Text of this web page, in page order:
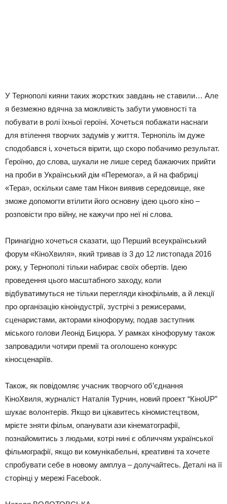
У Тернополі кияни таких жорстких завдань не ставили… Але
я безмежно вдячна за можливість забути умовності та
побувати в ролі їхньої героїні. Хочеться побажати наснаги
для втілення творчих задумів у життя. Тернопіль їм дуже
сподобався і, хочеться вірити, що скоро побачимо результат.
Героїню, до слова, шукали не лише серед бажаючих прийти
на проби в Український дім «Перемога», а й на фабриці
«Тера», оскільки саме там Нікон виявив середовище, яке
зможе допомогти втілити його основну ідею цього кіно –
розповісти про війну, не кажучи про неї ні слова.
Принагідно хочеться сказати, що Перший всеукраїнський
форум «КіноХвиля», який тривав із 3 до 12 листопада 2016
року, у Тернополі тільки набирає своїх обертів. Ідею
проведення цього масштабного заходу, коли
відбуватимуться не тільки перегляди кінофільмів, а й лекції
про організацію кіноіндустрії, зустрічі з режисерами,
сценаристами, акторами кінофоруму, подав заступник
міського голови Леонід Бицюра. У рамках кінофоруму також
запровадили чотири премії та оголошено конкурс
кіносценаріїв.
Також, як повідомляє учасник творчого об’єднання
КіноХвиля, журналіст Наталія Турчин, новий проект “КіноUP”
шукає волонтерів. Якщо ви цікавитесь кіномистецтвом,
мрієте зняти фільм, опанувати ази кінематографії,
познайомитись з людьми, котрі нині є обличчям української
фільмографії, якщо ви комунікабельні, креативні та хочете
спробувати себе в новому амплуа – долучайтесь. Деталі на її
сторінці у мережі Facebook.